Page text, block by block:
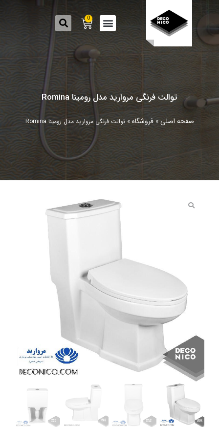
0
توالت فرنگی مروارید مدل رومینا Romina
صفحه اصلی »فروشگاه »توالت فرنگی مروارید مدل رومینا Romina